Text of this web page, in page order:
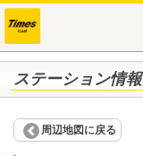
ステーション情報
周辺地図に戻る